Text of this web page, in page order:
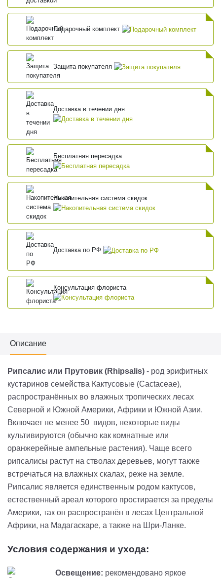
Подарочный комплект
Защита покупателя
Доставка в течении дня
Бесплатная пересадка
Накопительная система скидок
Доставка по РФ
Консультация флориста
Описание
Рипсалис или Прутовик (Rhipsalis) - род эрифитных
кустаринов семейства Кактусовые (Cactaceae),
распространённых во влажных тропических лесах
Северной и Южной Америки, Африки и Южной Азии.
Включает не менее 50 видов, некоторые виды
культивируются (обычно как комнатные или
оранжерейные ампельные растения). Чаще всего
рипсалисы растут на стволах деревьев, могут также
встречаться на влажных скалах, реже на земле.
Рипсалис является единственным родом кактусов,
естественный ареал которого простирается за пределы
Америки, так он распространён в лесах Центральной
Африки, на Мадагаскаре, а также на Шри-Ланке.
Условия содержания и ухода:
Освещение: рекомендовано яркое